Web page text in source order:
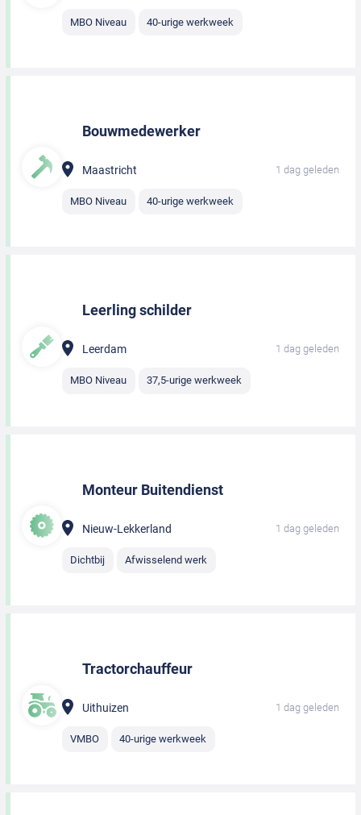
MBO Niveau 40-urige werkweek
Bouwmedewerker
Maastricht 1 dag geleden
MBO Niveau 40-urige werkweek
Leerling schilder
Leerdam 1 dag geleden
MBO Niveau 37,5-urige werkweek
Monteur Buitendienst
Nieuw-Lekkerland 1 dag geleden
Dichtbij Afwisselend werk
Tractorchauffeur
Uithuizen 1 dag geleden
VMBO 40-urige werkweek